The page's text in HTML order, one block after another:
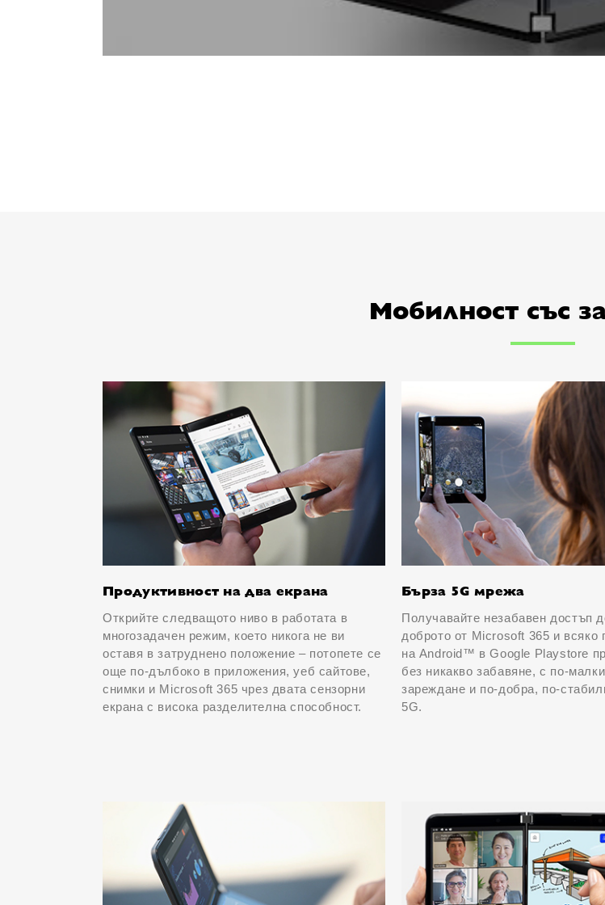
Мобилност със
Продуктивност на два екрана
Открийте следващото ниво в работата в
многозадачен режим, което никога не ви
оставя в затруднено положение – потопете се
още по-дълбоко в приложения, уеб сайтове,
снимки и Microsoft 365 чрез двата сензорни
екрана с висока разделителна способност.
Бърза 5G мрежа
Получавайте незабавен достъп
доброто от Microsoft 365 и всяко
на Android™ в Google Playstore
без никакво забавяне, с по-
зареждане и по-добра, по-
5G.